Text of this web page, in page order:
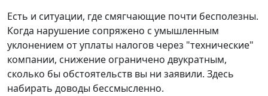
Есть и ситуации, где смягчающие почти бесполезны.
Когда нарушение сопряжено с умышленным
уклонением от уплаты налогов через "технические"
компании, снижение ограничено двукратным,
сколько бы обстоятельств вы ни заявили. Здесь
набирать доводы бессмысленно.